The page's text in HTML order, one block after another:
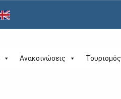
Ανακοινώσεις Τουρισμός